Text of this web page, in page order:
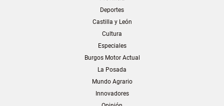
Deportes
Castilla y León
Cultura
Especiales
Burgos Motor Actual
La Posada
Mundo Agrario
Innovadores